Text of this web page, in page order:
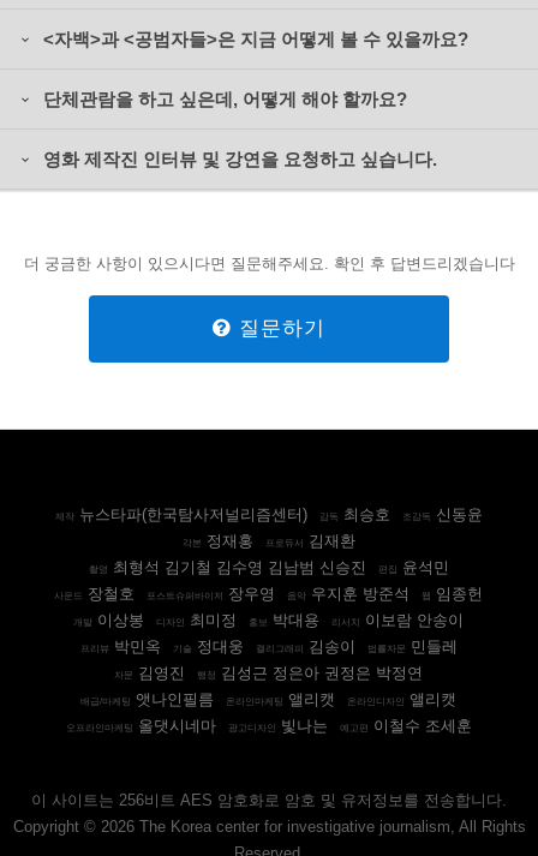
<자백>과 <공범자들>은 지금 어떻게 볼 수 있을까요?
단체관람을 하고 싶은데, 어떻게 해야 할까요?
영화 제작진 인터뷰 및 강연을 요청하고 싶습니다.
더 궁금한 사항이 있으시다면 질문해주세요. 확인 후 답변드리겠습니다
질문하기
제작뉴스타파(한국탐사저널리즘센터) 감독 최승호 조감독 신동윤
각본 정재홍 프로듀서 김재환
촬영 최형석 김기철 김수영 김남범 신승진 편집 윤석민
사운드 장철호 포스트슈퍼바이저 장우영 음악 우지훈 방준석 웹 임종헌
개발 이상봉 디자인 최미정 홍보 박대용 리서치 이보람 안송이
프리뷰 박민옥 기술 정대웅 캘리그래피 김송이 법률자문 민들레
자문 김영진 행정 김성근 정은아 권정은 박정연
배급/마케팅 앳나인필름 온라인마케팅 앨리캣 온라인디자인 앨리캣
오프라인마케팅 올댓시네마 광고디자인 빛나는 예고편 이철수 조세훈
이 사이트는 256비트 AES 암호화로 암호 및 유저정보를 전송합니다.
Copyright © 2026 The Korea center for investigative journalism, All Rights